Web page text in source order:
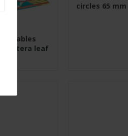
Creatables
monstera leaf
circles 65 mm